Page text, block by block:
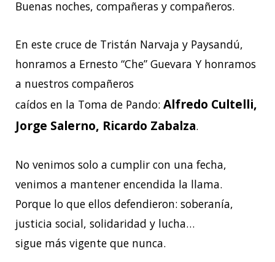
Buenas noches, compañeras y compañeros.
En este cruce de Tristán Narvaja y Paysandú,
honramos a Ernesto “Che” Guevara Y honramos
a nuestros compañeros
caídos en la Toma de Pando: Alfredo Cultelli,
Jorge Salerno, Ricardo Zabalza.
No venimos solo a cumplir con una fecha,
venimos a mantener encendida la llama.
Porque lo que ellos defendieron: soberanía,
justicia social, solidaridad y lucha…
sigue más vigente que nunca.